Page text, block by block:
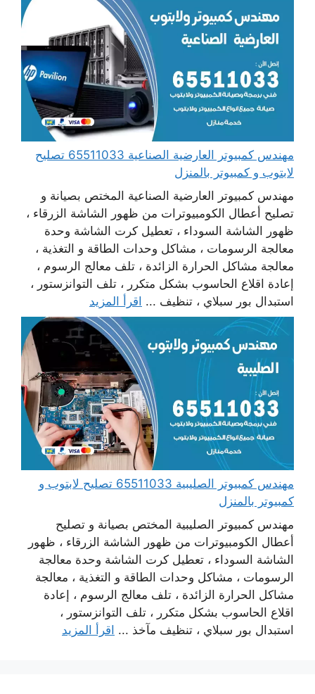
مهندس كمبيوتر العارضية الصناعية 65511033 تصليح
لابتوب و كمبيوتر بالمنزل
مهندس كمبيوتر العارضية الصناعية المختص بصيانة و
تصليح أعطال الكومبيوترات من ظهور الشاشة الزرقاء ،
ظهور الشاشة السوداء ، تعطيل كرت الشاشة وحدة
معالجة الرسومات ، مشاكل وحدات الطاقة و التغذية ،
معالجة مشاكل الحرارة الزائدة ، تلف معالج الرسوم ،
إعادة اقلاع الحاسوب بشكل متكرر ، تلف التوانزستور ،
استبدال بور سبلاي ، تنظيف ... اقرأ المزيد
مهندس كمبيوتر الصليبية 65511033 تصليح لابتوب و
كمبيوتر بالمنزل
مهندس كمبيوتر الصليبية المختص بصيانة و تصليح
أعطال الكومبيوترات من ظهور الشاشة الزرقاء ، ظهور
الشاشة السوداء ، تعطيل كرت الشاشة وحدة معالجة
الرسومات ، مشاكل وحدات الطاقة و التغذية ، معالجة
مشاكل الحرارة الزائدة ، تلف معالج الرسوم ، إعادة
اقلاع الحاسوب بشكل متكرر ، تلف التوانزستور ،
استبدال بور سبلاي ، تنظيف مآخذ ... اقرأ المزيد